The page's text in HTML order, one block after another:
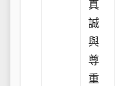
真
誠
與
尊
重